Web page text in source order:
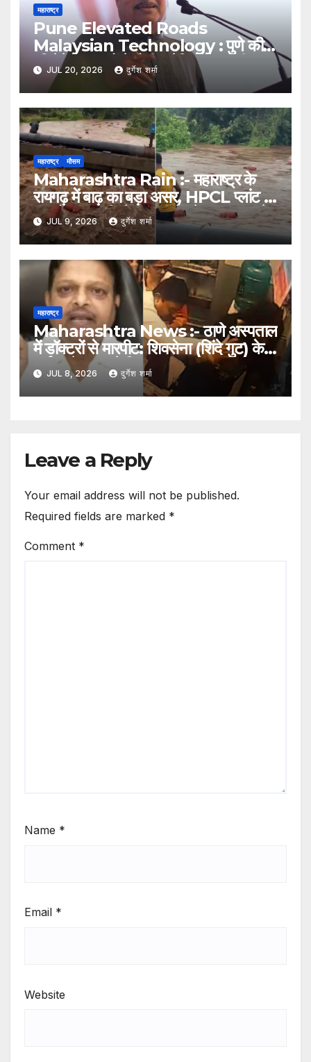
महाराष्ट्र
Pune Elevated Roads
Malaysian Technology : पुणे की
एलिवेटेड सड़कों में होगी मलेशियाई तकनीक
का इस्तेमाल, कम पिलर से बनेगा आधुनिक
इंफ्रास्ट्रक्चर: नितिन गडकरी
JUL 20, 2026 दुर्गेश शर्मा
महाराष्ट्र मौसम
Maharashtra Rain :- महाराष्ट्र के
रायगढ़ में बाढ़ का बड़ा असर, HPCL प्लांट से
हजारों LPG सिलेंडर नदी में बहे; प्रशासन ने
जारी की चेतावनी
JUL 9, 2026 दुर्गेश शर्मा
महाराष्ट्र
Maharashtra News :- ठाणे अस्पताल
में डॉक्टरों से मारपीट: शिवसेना (शिंदे गुट) के
पार्षद रमेश म्हात्रे गिरफ्तार
JUL 8, 2026 दुर्गेश शर्मा
Leave a Reply
Your email address will not be published.
Required fields are marked *
Comment *
Name *
Email *
Website